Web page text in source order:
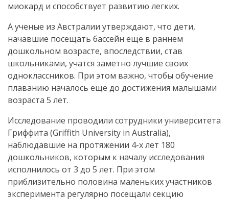
миокард и способствует развитию легких.
А ученые из Австралии утверждают, что дети,
начавшие посещать бассейн еще в раннем
дошкольном возрасте, впоследствии, став
школьниками, учатся заметно лучшие своих
одноклассников. При этом важно, чтобы обучение
плаванию началось еще до достижения малышами
возраста 5 лет.
Исследование проводили сотрудники университета
Гриффита (Griffith University in Australia),
наблюдавшие на протяжении 4-хлет 180
дошкольников, которым к началу исследования
исполнилось от 3 до 5 лет. При этом
приблизительно половина маленьких участников
эксперимента регулярно посещали секцию